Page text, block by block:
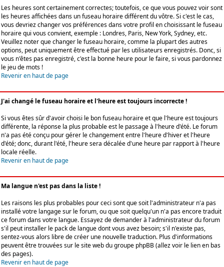
Les heures sont certainement correctes; toutefois, ce que vous pouvez voir sont
les heures affichées dans un fuseau horaire différent du vôtre. Si c'est le cas,
vous devriez changer vos préférences dans votre profil en choisissant le fuseau
horaire qui vous convient, exemple : Londres, Paris, New York, Sydney, etc.
Veuillez noter que changer le fuseau horaire, comme la plupart des autres
options, peut uniquement être effectué par les utilisateurs enregistrés. Donc, si
vous n'êtes pas enregistré, c'est la bonne heure pour le faire, si vous pardonnez
le jeu de mots !
Revenir en haut de page
J'ai changé le fuseau horaire et l'heure est toujours incorrecte !
Si vous êtes sûr d'avoir choisi le bon fuseau horaire et que l'heure est toujours
différente, la réponse la plus probable est le passage à l'heure d'été. Le forum
n'a pas été conçu pour gérer le changement entre l'heure d'hiver et l'heure
d'été; donc, durant l'été, l'heure sera décalée d'une heure par rapport à l'heure
locale réelle.
Revenir en haut de page
Ma langue n'est pas dans la liste !
Les raisons les plus probables pour ceci sont que soit l'administrateur n'a pas
installé votre langage sur le forum, ou que soit quelqu'un n'a pas encore traduit
ce forum dans votre langue. Essayez de demander à l'administrateur du forum
s'il peut installer le pack de langue dont vous avez besoin; s'il n'existe pas,
sentez-vous alors libre de créer une nouvelle traduction. Plus d'informations
peuvent être trouvées sur le site web du groupe phpBB (allez voir le lien en bas
des pages).
Revenir en haut de page